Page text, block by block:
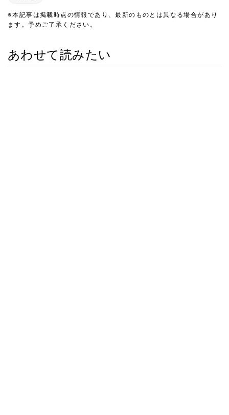
※本記事は掲載時点の情報であり、最新のものとは異なる場合があり
ます。予めご了承ください。
あわせて読みたい